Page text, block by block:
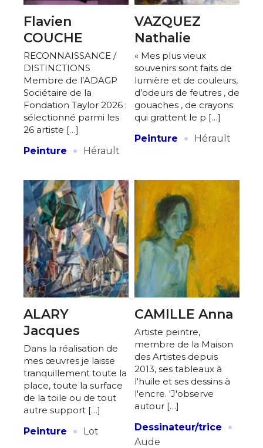
Nom
Prénom
Statut / Organisation
J'accepte les termes et conditions
* Champ obligatoire
Adresse email*
Nom
Prénom
Statut / Organisation
J'accepte lestermes et conditions
Flavien
COUCHE
RECONNAISSANCE /
DISTINCTIONS
Membre de l’ADAGP
Sociétaire de la
Fondation Taylor 2026 :
sélectionné parmi les
26 artiste […]
Peinture
· Hérault
VAZQUEZ
Nathalie
« Mes plus vieux
souvenirs sont faits de
lumière et de couleurs,
d’odeurs de feutres , de
gouaches , de crayons
qui grattent le p […]
Peinture
· Hérault
ALARY
Jacques
Dans la réalisation de
mes œuvres je laisse
tranquillement toute la
place, toute la surface
de la toile ou de tout
autre support […]
Peinture
· Lot
CAMILLE Anna
Artiste peintre,
membre de la Maison
des Artistes depuis
2013, ses tableaux à
l'huile et ses dessins à
l'encre. 'J'observe
autour […]
Dessinateur/trice
·
Aude